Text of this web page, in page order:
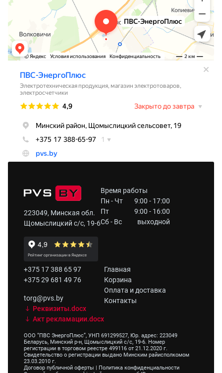
223049, Минская обл.
Щомыслицкий с/с, 19-6
Время работы
Пн - Чт
9:00 - 17:00
Пт
9:00 - 16:00
Сб - Вс
выходной
+375 17 388 65 97
+375 29 681 49 76
torg@pvs.by
Реквизиты.docx
Акт рекламации.docx
Главная
Корзина
Оплата и доставка
Контакты
ООО “ПВС ЭнергоПлюс”, УНП 691299527, Юр. адрес: 223049
Беларусь, Минский р-н, Щомыслицкий с/с, 19-6. Номер
регистрации в торговом реестре 499116 от 21.12.2020 г.
Свидетельство о регистрации выдано Минским райисполкомом
23.03.2010 г.
Договор публичной оферты | Политика конфиденциальности